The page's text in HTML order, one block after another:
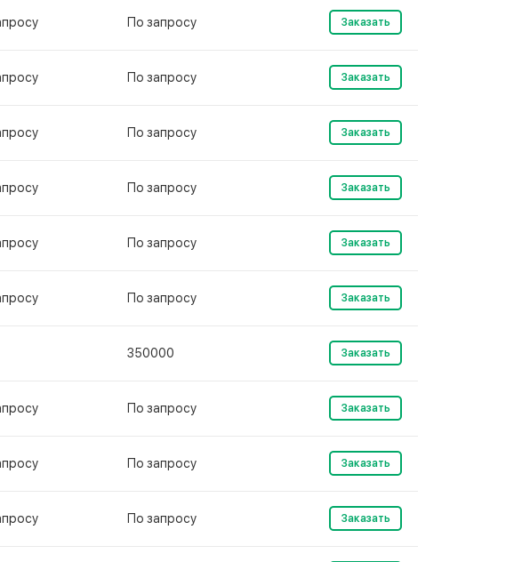
По запросу Заказать
По запросу Заказать
По запросу Заказать
По запросу Заказать
По запросу Заказать
По запросу Заказать
350000 Заказать
По запросу Заказать
По запросу Заказать
По запросу Заказать